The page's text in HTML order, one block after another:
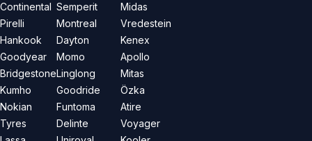
Continental
Pirelli
Hankook
Goodyear
Bridgestone
Kumho
Nokian
Tyres
Semperit
Montreal
Dayton
Momo
Linglong
Goodride
Funtoma
Delinte
Midas
Vredestein
Kenex
Apollo
Mitas
Özka
Atire
Voyager